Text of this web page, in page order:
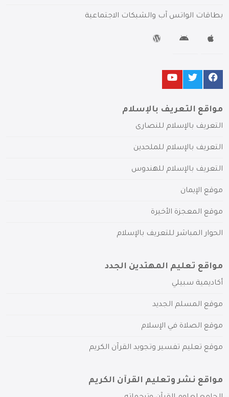
بطاقات الواتس آب والشبكات الاجتماعية
مواقع التعريف بالإسلام
التعريف بالإسلام للنصارى
التعريف بالإسلام للملحدين
التعريف بالإسلام للهندوس
موقع الإيمان
موقع المعجزة الأخيرة
الحوار المباشر للتعريف بالإسلام
مواقع تعليم المهتدين الجدد
أكاديمية سبيلي
موقع المسلم الجديد
موقع الصلاة في الإسلام
موقع تعليم تفسير وتجويد القرآن الكريم
مواقع نشر وتعليم القرآن الكريم